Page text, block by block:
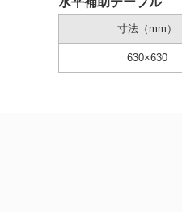
寸法（mm）
630×630